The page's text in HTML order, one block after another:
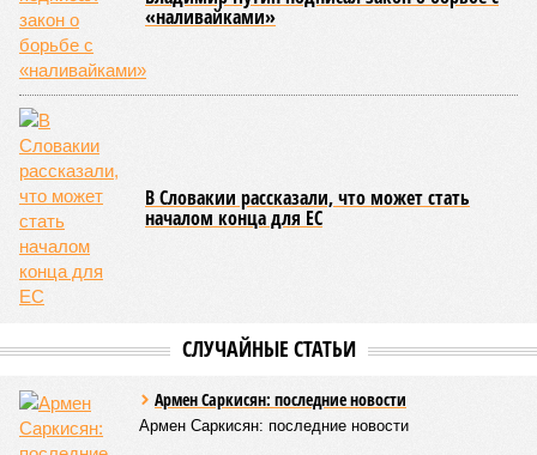
Из слов Белозёрова и приведённых фактов легко сделать
вывод о том, что ОАО «РЖД» занималось в Армении не
деловой активностью, а сугубой благотворительностью, не
инвестировало, а раздавало пожертвования, не
зарабатывало само, а давало зарабатывать другим и,
выходит, никак не гарантировало собственные интересы.
«Пока самая популярная в Армении точка зрения по
поводу будущего железных дорог рес­публики –
национализировать пути сообщения и, естественно,
ничего РЖД не компенсировать. Модернизация железных
дорог Армении за счёт России в Ереване считается
совершенно естественной»
естественным считается вкладываться в закавказскую
«железку» тогда, когда на российских железных дорогах не